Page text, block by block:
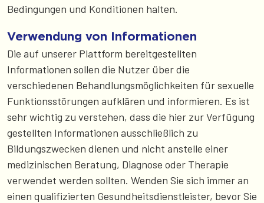
Bedingungen und Konditionen halten.
Verwendung von Informationen
Die auf unserer Plattform bereitgestellten
Informationen sollen die Nutzer über die
verschiedenen Behandlungsmöglichkeiten für sexuelle
Funktionsstörungen aufklären und informieren. Es ist
sehr wichtig zu verstehen, dass die hier zur Verfügung
gestellten Informationen ausschließlich zu
Bildungszwecken dienen und nicht anstelle einer
medizinischen Beratung, Diagnose oder Therapie
verwendet werden sollten. Wenden Sie sich immer an
einen qualifizierten Gesundheitsdienstleister, bevor Sie